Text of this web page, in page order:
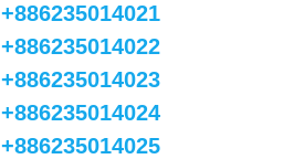
+886235014021
+886235014022
+886235014023
+886235014024
+886235014025